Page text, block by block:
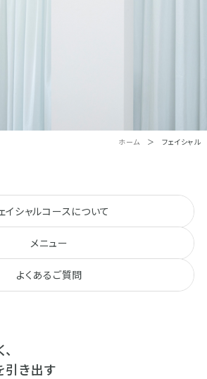
ホーム ＞ フェイシャル
イシャルコースについて
メニュー
よくあるご質問
引き出す